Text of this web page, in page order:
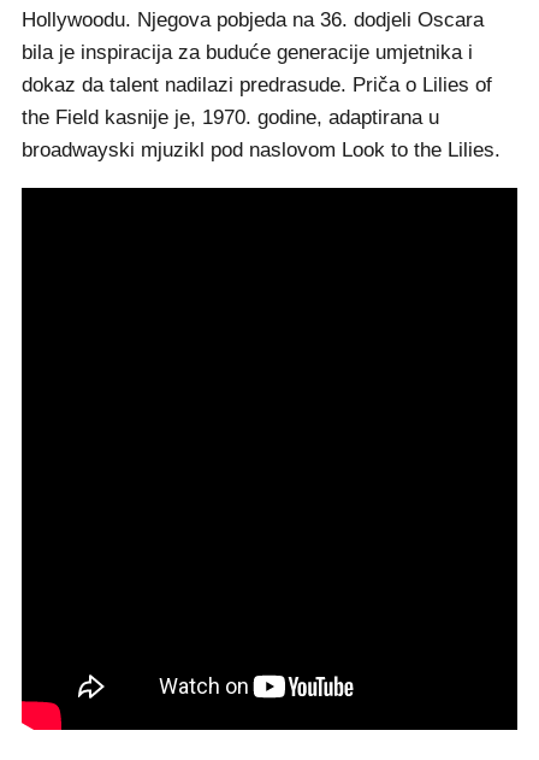
Hollywoodu. Njegova pobjeda na 36. dodjeli Oscara
bila je inspiracija za buduće generacije umjetnika i
dokaz da talent nadilazi predrasude. Priča o Lilies of
the Field kasnije je, 1970. godine, adaptirana u
broadwayski mjuzikl pod naslovom Look to the Lilies.